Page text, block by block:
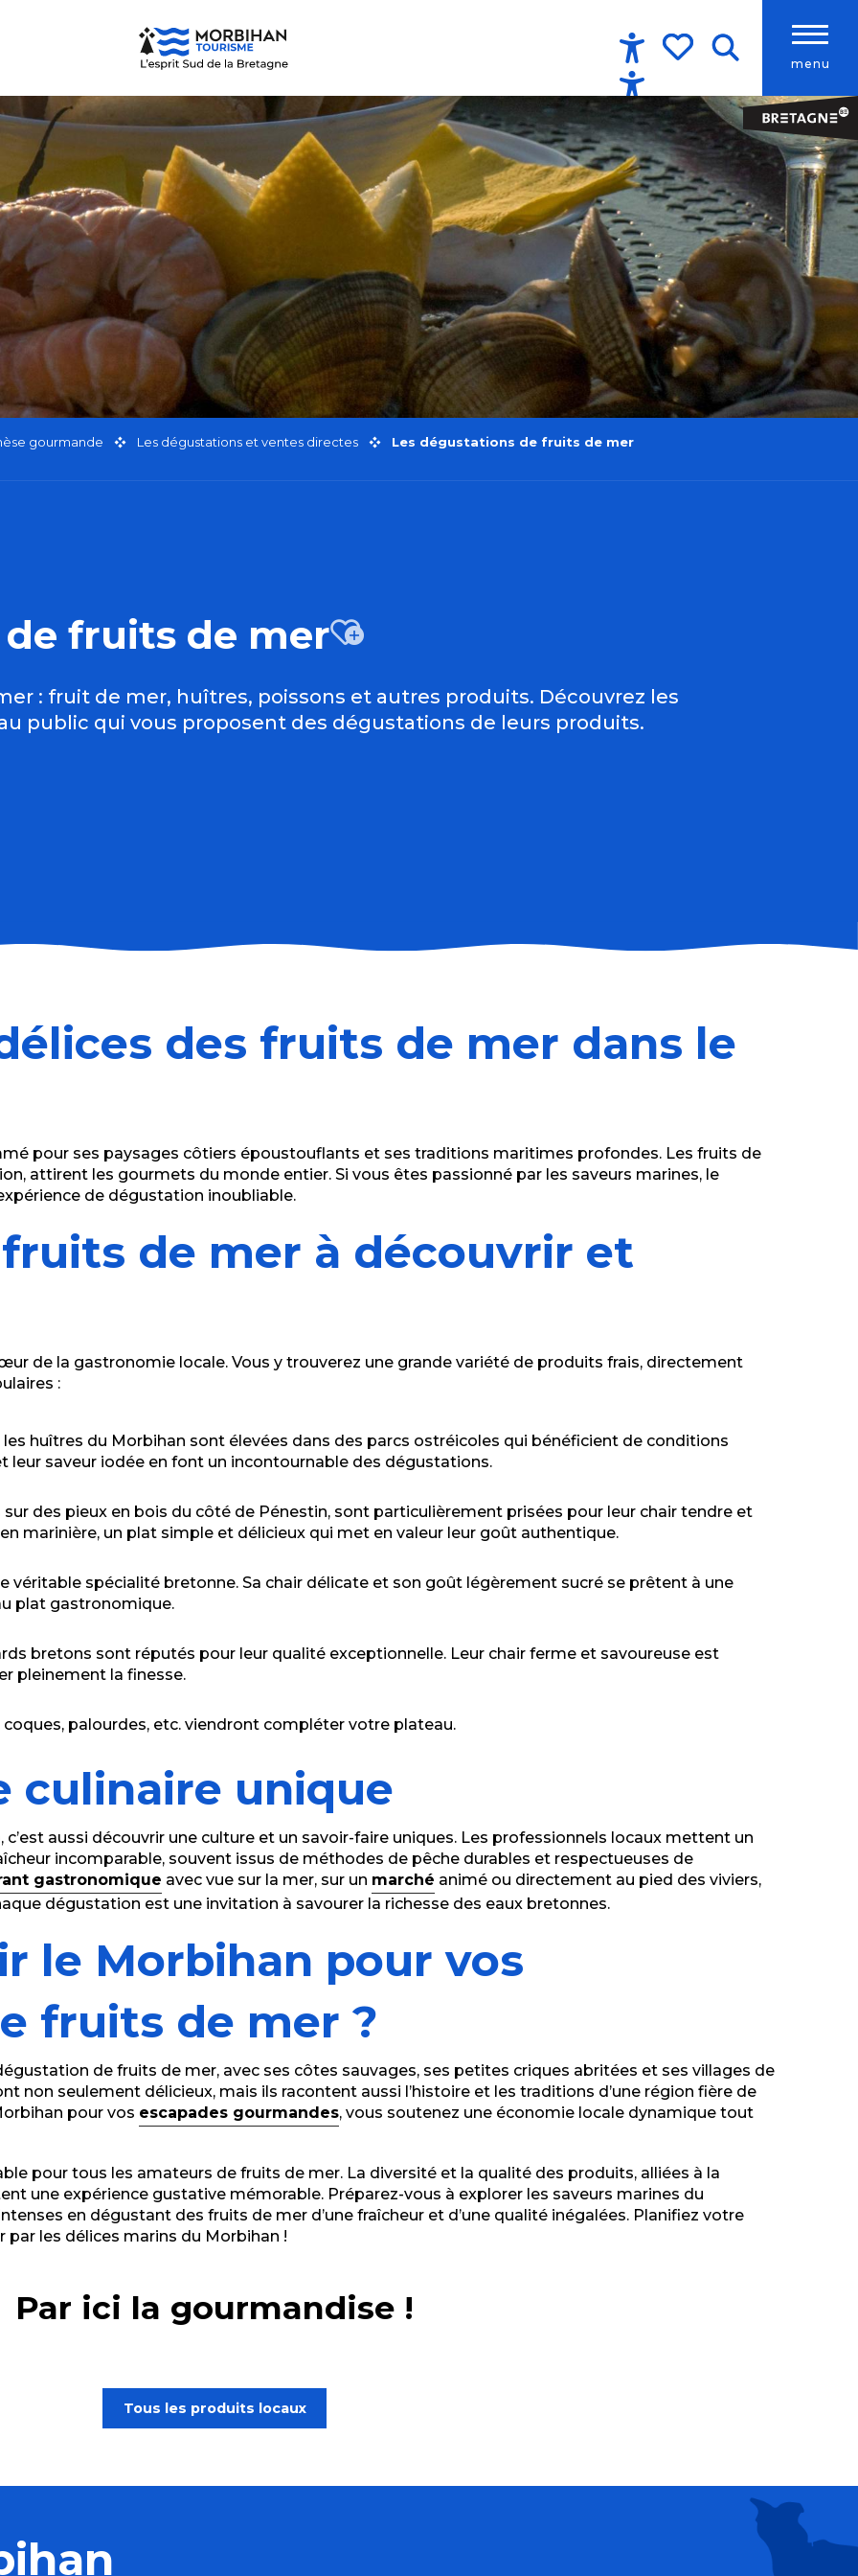
menu
Accessibilité
gourmande Les dégustations et ventes directes Les dégustations de fruits de mer
fruits de merAjouter aux
: fruit de mer, huîtres, poissons et autres produits. Découvrez les
public qui vous proposent des dégustations de leurs produits.
des fruits de mer dans le
pour ses paysages côtiers époustouflants et ses traditions maritimes profondes. Les fruits de
attirent les gourmets du monde entier. Si vous êtes passionné par les saveurs marines, le
de dégustation inoubliable.
de mer à découvrir et
de la gastronomie locale. Vous y trouverez une grande variété de produits frais, directement
:
huîtres du Morbihan sont élevées dans des parcs ostréicoles qui bénéficient de conditions
leur saveur iodée en font un incontournable des dégustations.
des pieux en bois du côté de Pénestin, sont particulièrement prisées pour leur chair tendre et
marinière, un plat simple et délicieux qui met en valeur leur goût authentique.
véritable spécialité bretonne. Sa chair délicate et son goût légèrement sucré se prêtent à une
plat gastronomique.
bretons sont réputés pour leur qualité exceptionnelle. Leur chair ferme et savoureuse est
pleinement la finesse.
coques, palourdes, etc. viendront compléter votre plateau.
culinaire unique
aussi découvrir une culture et un savoir-faire uniques. Les professionnels locaux mettent un
incomparable, souvent issus de méthodes de pêche durables et respectueuses de
gastronomique avec vue sur la mer, sur un marché animé ou directement au pied des viviers,
dégustation est une invitation à savourer la richesse des eaux bretonnes.
le Morbihan pour vos
fruits de mer ?
de fruits de mer, avec ses côtes sauvages, ses petites criques abritées et ses villages de
non seulement délicieux, mais ils racontent aussi l’histoire et les traditions d’une région fière de
pour vos escapades gourmandes, vous soutenez une économie locale dynamique tout
pour tous les amateurs de fruits de mer. La diversité et la qualité des produits, alliées à la
une expérience gustative mémorable. Préparez-vous à explorer les saveurs marines du
en dégustant des fruits de mer d’une fraîcheur et d’une qualité inégalées. Planifiez votre
par les délices marins du Morbihan !
Par ici la gourmandise !
Tous les produits locaux